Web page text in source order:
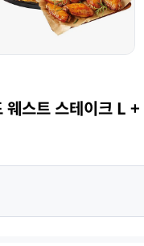
스트 스테이크 L